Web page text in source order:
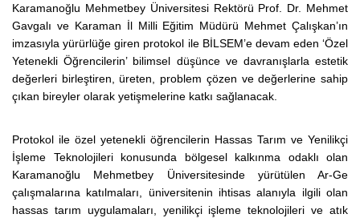
Karamanoğlu Mehmetbey Üniversitesi Rektörü Prof. Dr. Mehmet
Gavgalı ve Karaman İl Milli Eğitim Müdürü Mehmet Çalışkan’ın
imzasıyla yürürlüğe giren protokol ile BİLSEM’e devam eden ‘Özel
Yetenekli Öğrencilerin’ bilimsel düşünce ve davranışlarla estetik
değerleri birleştiren, üreten, problem çözen ve değerlerine sahip
çıkan bireyler olarak yetişmelerine katkı sağlanacak.
Protokol ile özel yetenekli öğrencilerin Hassas Tarım ve Yenilikçi
İşleme Teknolojileri konusunda bölgesel kalkınma odaklı olan
Karamanoğlu Mehmetbey Üniversitesinde yürütülen Ar-Ge
çalışmalarına katılmaları, üniversitenin ihtisas alanıyla ilgili olan
hassas tarım uygulamaları, yenilikçi işleme teknolojileri ve atık